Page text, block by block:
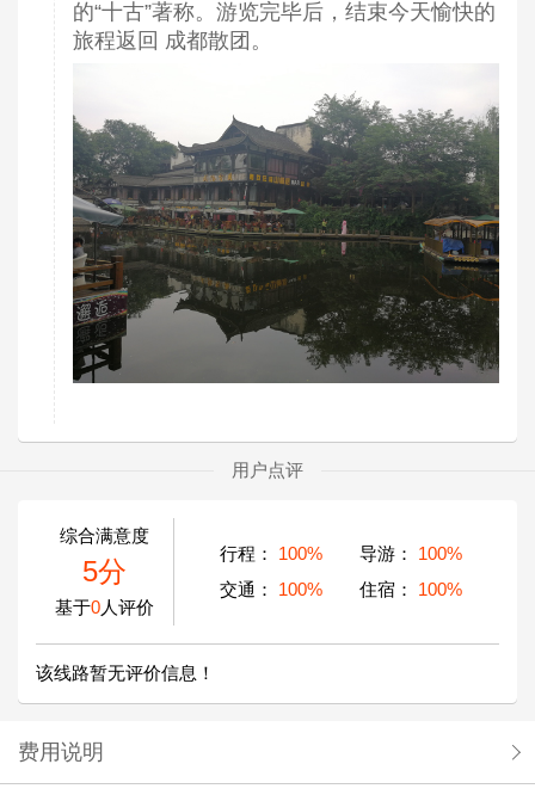
的“十古”著称。游览完毕后，结束今天愉快的
旅程返回 成都散团。
用户点评
综合满意度
5分
基于0人评价
行程： 100% 导游：
100%
交通：
100% 住宿： 100%
该线路暂无评价信息！
费用说明